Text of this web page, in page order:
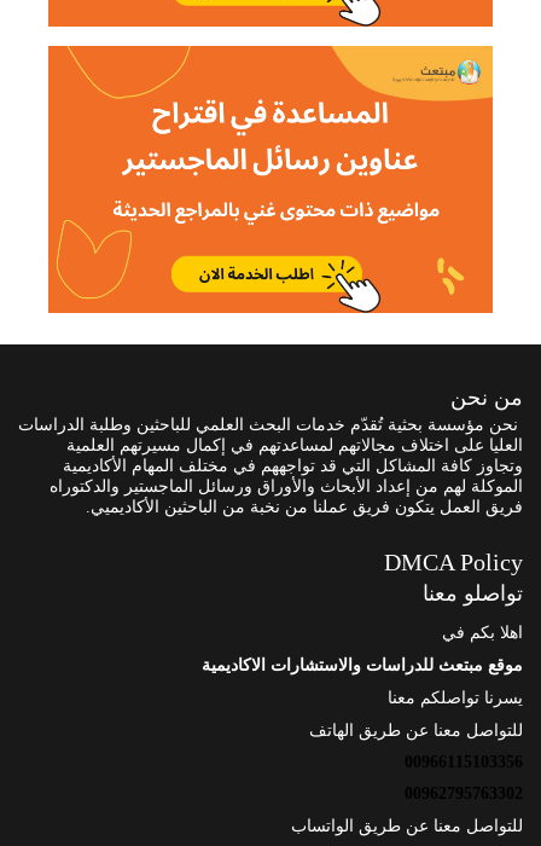
من نحن
نحن مؤسسة بحثية تُقدّم خدمات البحث العلمي للباحثين وطلبة الدراسات
العليا على اختلاف مجالاتهم لمساعدتهم في إكمال مسيرتهم العلمية
وتجاوز كافة المشاكل التي قد تواجههم في مختلف المهام الأكاديمية
الموكلة لهم من إعداد الأبحاث والأوراق ورسائل الماجستير والدكتوراه
فريق العمل يتكون فريق عملنا من نخبة من الباحثين الأكاديميي.
DMCA Policy
تواصلو معنا
اهلا بكم في
موقع مبتعث للدراسات والاستشارات الاكاديمية
يسرنا تواصلكم معنا
للتواصل معنا عن طريق الهاتف
00966115103356
00962795763302
للتواصل معنا عن طريق الواتساب